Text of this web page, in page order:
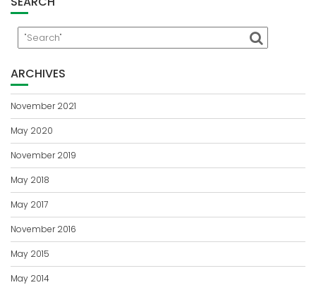
ARCHIVES
November 2021
May 2020
November 2019
May 2018
May 2017
November 2016
May 2015
May 2014